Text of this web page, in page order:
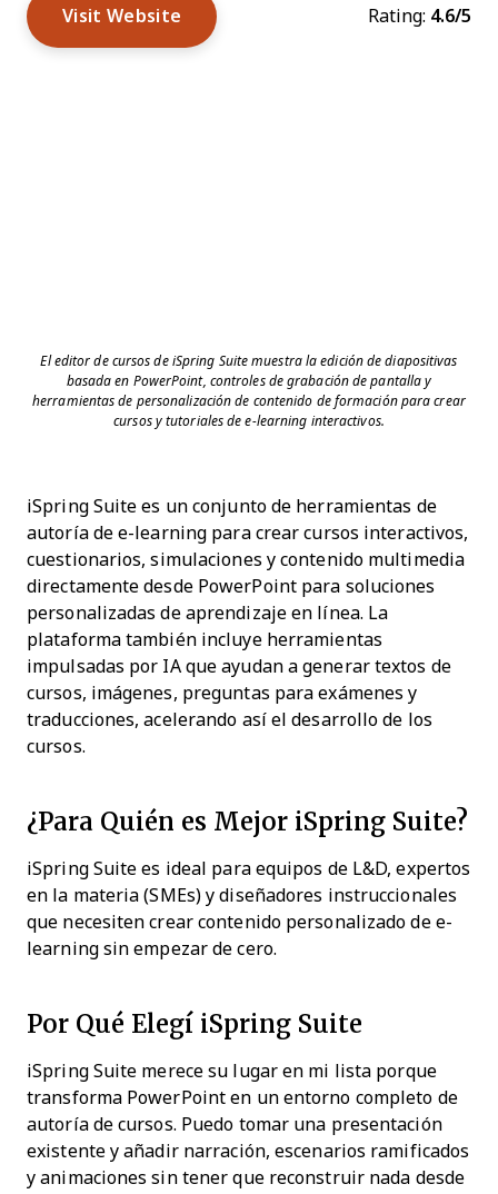
Visit Website Rating: 4.6/5
El editor de cursos de iSpring Suite muestra la edición de diapositivas
basada en PowerPoint, controles de grabación de pantalla y
herramientas de personalización de contenido de formación para crear
cursos y tutoriales de e-learning interactivos.
iSpring Suite es un conjunto de herramientas de
autoría de e-learning para crear cursos interactivos,
cuestionarios, simulaciones y contenido multimedia
directamente desde PowerPoint para soluciones
personalizadas de aprendizaje en línea. La
plataforma también incluye herramientas
impulsadas por IA que ayudan a generar textos de
cursos, imágenes, preguntas para exámenes y
traducciones, acelerando así el desarrollo de los
cursos.
¿Para Quién es Mejor iSpring Suite?
iSpring Suite es ideal para equipos de L&D, expertos
en la materia (SMEs) y diseñadores instruccionales
que necesiten crear contenido personalizado de e-
learning sin empezar de cero.
Por Qué Elegí iSpring Suite
iSpring Suite merece su lugar en mi lista porque
transforma PowerPoint en un entorno completo de
autoría de cursos. Puedo tomar una presentación
existente y añadir narración, escenarios ramificados
y animaciones sin tener que reconstruir nada desde